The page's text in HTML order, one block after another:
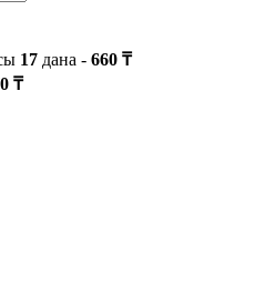
17 дана - 660 ₸
₸